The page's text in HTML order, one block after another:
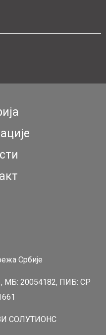
Србије
МБ: 20054182, ПИБ: СР
СОЛУТИОНС